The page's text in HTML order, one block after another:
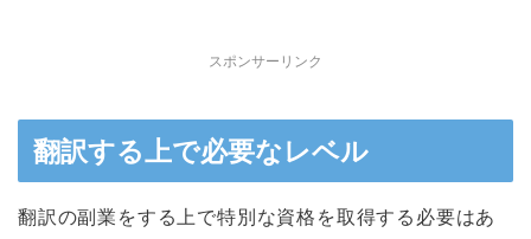
スポンサーリンク
翻訳する上で必要なレベル
翻訳の副業をする上で特別な資格を取得する必要はあ